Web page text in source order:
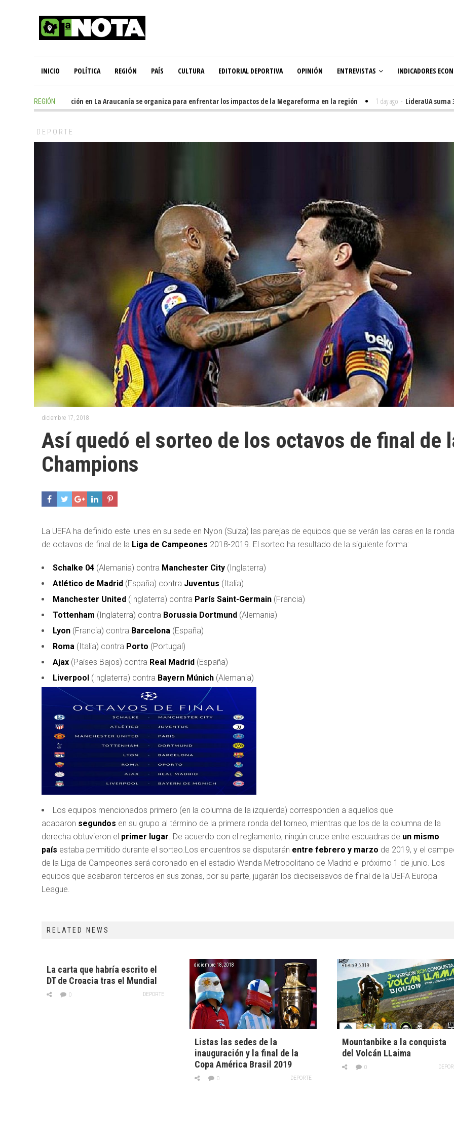
INICIO POLÍTICA REGIÓN PAÍS CULTURA EDITORIAL DEPORTIVA OPINIÓN ENTREVISTAS INDICADORES
REGIÓN
21 hours ago - Oposición en La Araucanía se organiza para enfrentar los impactos de la Megareforma en la región 1 day ago - LideraUA suma
DEPORTE
diciembre 17, 2018
Así quedó el sorteo de los octavos de final de
Champions
La UEFA ha definido este lunes en su sede en Nyon (Suiza) las parejas de equipos que se verán las caras en la ronda
de octavos de final de la Liga de Campeones 2018-2019. El sorteo ha resultado de la siguiente forma:
Schalke 04 (Alemania) contra Manchester City (Inglaterra)
Atlético de Madrid (España) contra Juventus (Italia)
Manchester United (Inglaterra) contra París Saint-Germain (Francia)
Tottenham (Inglaterra) contra Borussia Dortmund (Alemania)
Lyon (Francia) contra Barcelona (España)
Roma (Italia) contra Porto (Portugal)
Ajax (Países Bajos) contra Real Madrid (España)
Liverpool (Inglaterra) contra Bayern Múnich (Alemania)
Los equipos mencionados primero (en la columna de la izquierda) corresponden a aquellos que
acabaron segundos en su grupo al término de la primera ronda del torneo, mientras que los de la columna de la
derecha obtuvieron el primer lugar. De acuerdo con el reglamento, ningún cruce entre escuadras de un mismo
país estaba permitido durante el sorteo.Los encuentros se disputarán entre febrero y marzo de 2019, y el
de la Liga de Campeones será coronado en el estadio Wanda Metropolitano de Madrid el próximo 1 de junio. Los
equipos que acabaron terceros en sus zonas, por su parte, jugarán los dieciseisavos de final de la UEFA Europa
League.
RELATED NEWS
La carta que habría escrito el
DT de Croacia tras el Mundial
DEPORTE
0
diciembre 18, 2018
Listas las sedes de la
inauguración y la final de la
Copa América Brasil 2019
DEPORTE
0
enero 9, 2019
Mountanbike a la conquista
del Volcán LLaima
0